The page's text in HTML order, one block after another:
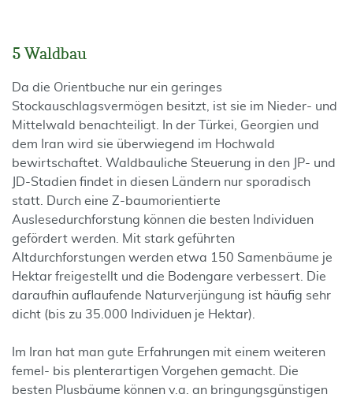
5 Waldbau
Da die Orientbuche nur ein geringes
Stockauschlagsvermögen besitzt, ist sie im Nieder- und
Mittelwald benachteiligt. In der Türkei, Georgien und
dem Iran wird sie überwiegend im Hochwald
bewirtschaftet. Waldbauliche Steuerung in den JP- und
JD-Stadien findet in diesen Ländern nur sporadisch
statt. Durch eine Z-baumorientierte
Auslesedurchforstung können die besten Individuen
gefördert werden. Mit stark geführten
Altdurchforstungen werden etwa 150 Samenbäume je
Hektar freigestellt und die Bodengare verbessert. Die
daraufhin auflaufende Naturverjüngung ist häufig sehr
dicht (bis zu 35.000 Individuen je Hektar).
Im Iran hat man gute Erfahrungen mit einem weiteren
femel- bis plenterartigen Vorgehen gemacht. Die
besten Plusbäume können v.a. an bringungsgünstigen